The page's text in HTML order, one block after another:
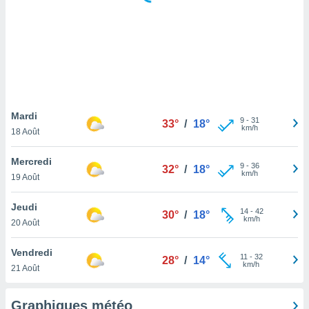
notre
que
et que
Mardi
18 Août
33° / 18° 9- 31
km/h
Mercredi
19 Août
32° / 18° 9- 36
km/h
Jeudi
20 Août
30° / 18° 14- 42
km/h
Vendredi
21 Août
28° / 14° 11 - 32
km/h
Graphiques météo